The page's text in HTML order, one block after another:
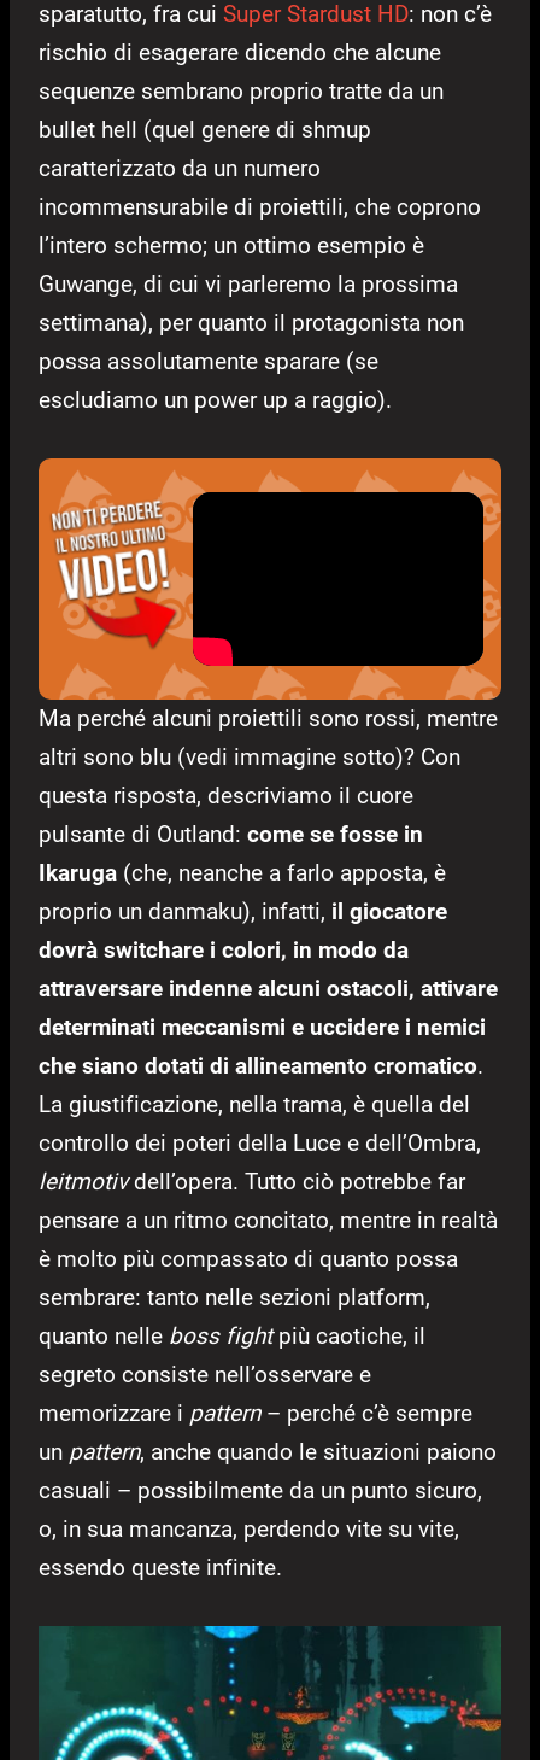
sparatutto, fra cui Super Stardust HD: non c’è
rischio di esagerare dicendo che alcune
sequenze sembrano proprio tratte da un
bullet hell (quel genere di shmup
caratterizzato da un numero
incommensurabile di proiettili, che coprono
l’intero schermo; un ottimo esempio è
Guwange, di cui vi parleremo la prossima
settimana), per quanto il protagonista non
possa assolutamente sparare (se
escludiamo un power up a raggio).
Ma perché alcuni proiettili sono rossi, mentre
altri sono blu (vedi immagine sotto)? Con
questa risposta, descriviamo il cuore
pulsante di Outland: come se fosse in
Ikaruga (che, neanche a farlo apposta, è
proprio un danmaku), infatti, il giocatore
dovrà switchare i colori, in modo da
attraversare indenne alcuni ostacoli, attivare
determinati meccanismi e uccidere i nemici
che siano dotati di allineamento cromatico.
La giustificazione, nella trama, è quella del
controllo dei poteri della Luce e dell’Ombra,
leitmotivdell’opera. Tutto ciò potrebbe far
pensare a un ritmo concitato, mentre in realtà
è molto più compassato di quanto possa
sembrare: tanto nelle sezioni platform,
quanto nelle boss fightpiù caotiche, il
segreto consiste nell’osservare e
memorizzare i pattern– perché c’è sempre
un pattern, anche quando le situazioni paiono
casuali – possibilmente da un punto sicuro,
o, in sua mancanza, perdendo vite su vite,
essendo queste infinite.